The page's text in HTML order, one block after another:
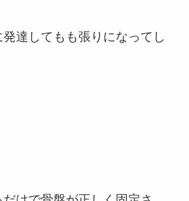
達してもも張りになってし